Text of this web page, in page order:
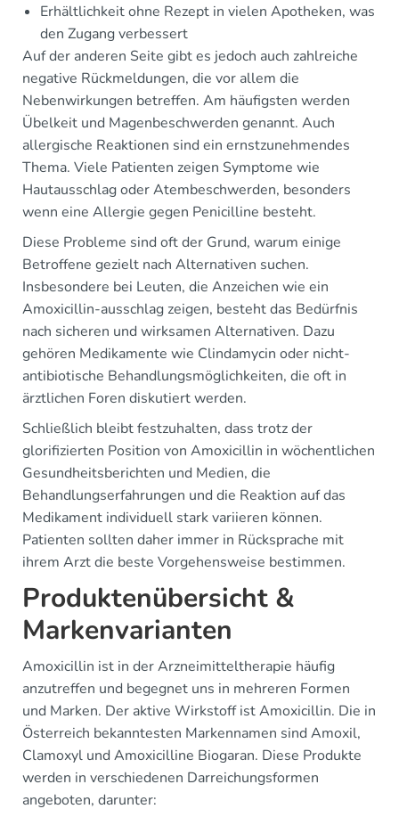
Erhältlichkeit ohne Rezept in vielen Apotheken, was
den Zugang verbessert
Auf der anderen Seite gibt es jedoch auch zahlreiche
negative Rückmeldungen, die vor allem die
Nebenwirkungen betreffen. Am häufigsten werden
Übelkeit und Magenbeschwerden genannt. Auch
allergische Reaktionen sind ein ernstzunehmendes
Thema. Viele Patienten zeigen Symptome wie
Hautausschlag oder Atembeschwerden, besonders
wenn eine Allergie gegen Penicilline besteht.
Diese Probleme sind oft der Grund, warum einige
Betroffene gezielt nach Alternativen suchen.
Insbesondere bei Leuten, die Anzeichen wie ein
Amoxicillin-ausschlag zeigen, besteht das Bedürfnis
nach sicheren und wirksamen Alternativen. Dazu
gehören Medikamente wie Clindamycin oder nicht-
antibiotische Behandlungsmöglichkeiten, die oft in
ärztlichen Foren diskutiert werden.
Schließlich bleibt festzuhalten, dass trotz der
glorifizierten Position von Amoxicillin in wöchentlichen
Gesundheitsberichten und Medien, die
Behandlungserfahrungen und die Reaktion auf das
Medikament individuell stark variieren können.
Patienten sollten daher immer in Rücksprache mit
ihrem Arzt die beste Vorgehensweise bestimmen.
Produktenübersicht &
Markenvarianten
Amoxicillin ist in der Arzneimitteltherapie häufig
anzutreffen und begegnet uns in mehreren Formen
und Marken. Der aktive Wirkstoff ist Amoxicillin. Die in
Österreich bekanntesten Markennamen sind Amoxil,
Clamoxyl und Amoxicilline Biogaran. Diese Produkte
werden in verschiedenen Darreichungsformen
angeboten, darunter: